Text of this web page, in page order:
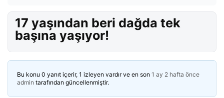
17 yaşından beri dağda tek
başına yaşıyor!
Bu konu 0 yanıt içerir, 1 izleyen vardır ve en son 1 ay 2 hafta önce
admin tarafından güncellenmiştir.